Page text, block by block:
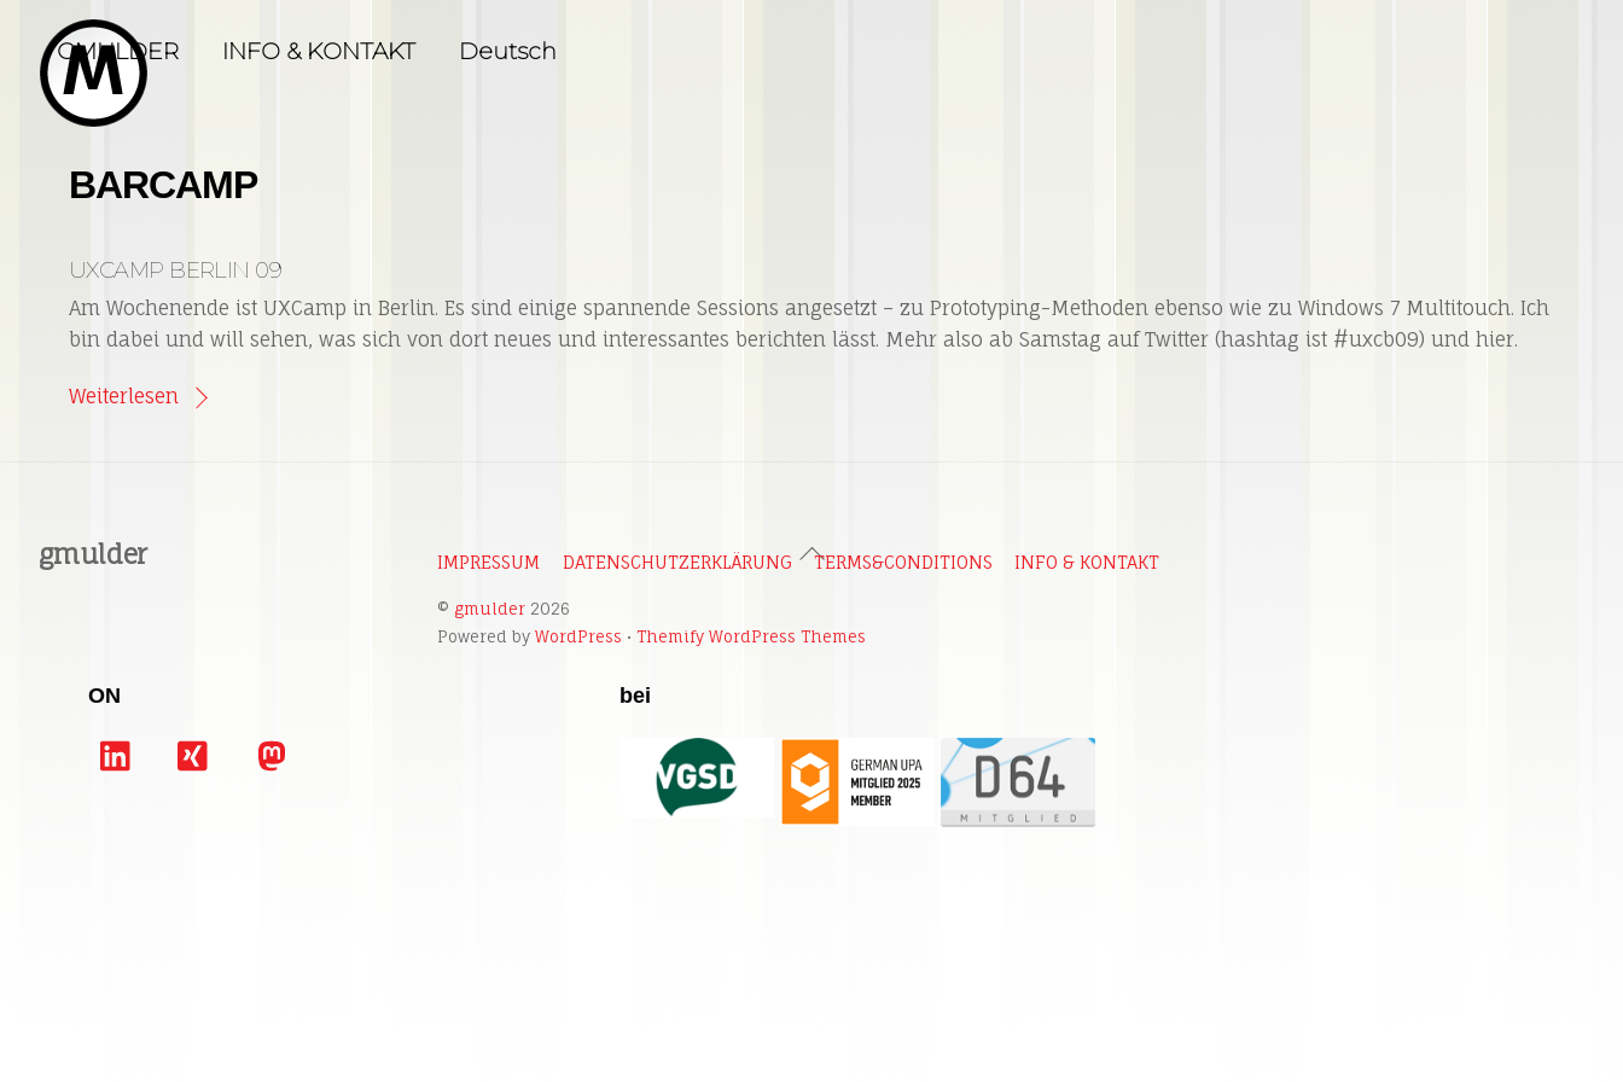
content
GMULDER INFO & KONTAKT Deutsch
BARCAMP
UXCAMP BERLIN 09
Am Wochenende ist UXCamp in Berlin. Es sind einige spannende Sessions angesetzt – zu Prototyping-Methoden ebenso wie zu Windows 7 Multitouch. Ich
bin dabei und will sehen, was sich von dort neues und interessantes berichten lässt. Mehr also ab Samstag auf Twitter (hashtag ist #uxcb09) und hier.
Weiterlesen
Back
gmulder IMPRESSUM DATENSCHUTZERKLÄRUNG TERMS&CONDITIONS INFO & KONTAKT
© gmulder 2026
Powered byWordPress • Themify WordPress Themes
ON
LinkedIn Xing
bei